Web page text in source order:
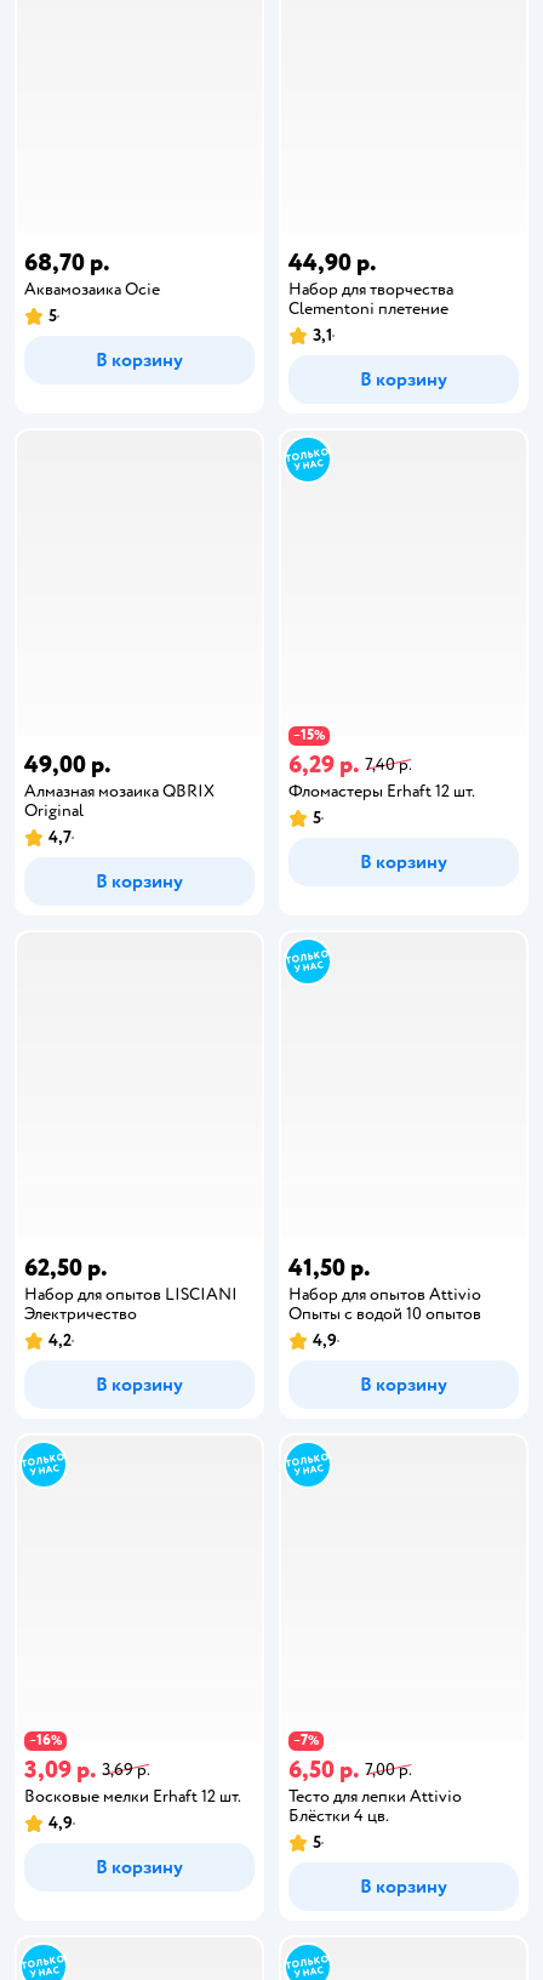
68,70 р.
Аквамозаика Ocie
5
В корзину
44,90 р.
Набор для творчества
Clementoni плетение
3,1
В корзину
49,00 р.
Алмазная мозаика QBRIX
Original
4,7
В корзину
−15%
6,29 р. 7,40 р.
Фломастеры Erhaft 12 шт.
5
В корзину
62,50 р.
Набор для опытов LISCIANI
Электричество
4,2
В корзину
41,50 р.
Набор для опытов Attivio
Опыты с водой 10 опытов
4,9
В корзину
−16%
3,09 р. 3,69 р.
Восковые мелки Erhaft 12 шт.
4,9
В корзину
−7%
6,50 р. 7,00 р.
Тесто для лепки Attivio
Блёстки 4 цв.
5
В корзину